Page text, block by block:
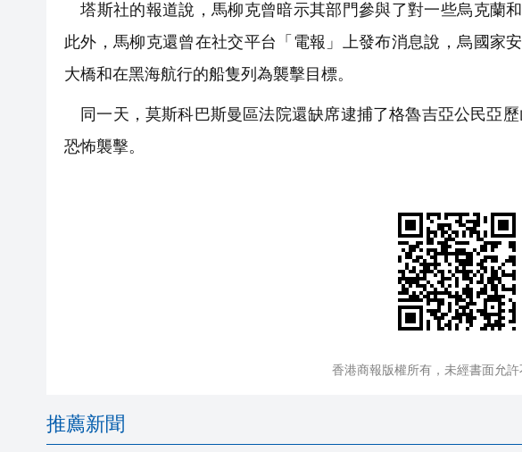
塔斯社的報道說，馬柳克曾暗示其部門參與了對一些烏克蘭
此外，馬柳克還曾在社交平台「電報」上發布消息說，烏國家
大橋和在黑海航行的船隻列為襲擊目標。
同一天，莫斯科巴斯曼區法院還缺席逮捕了格魯吉亞公民亞
恐怖襲擊。
香港商報版權所有，未經書面允許
推薦新聞